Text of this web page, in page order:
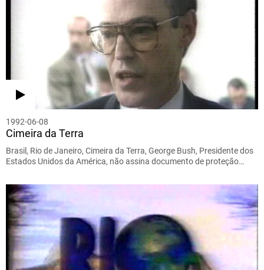
1992-06-08
Cimeira da Terra
Brasil, Rio de Janeiro, Cimeira da Terra, George Bush, Presidente dos
Estados Unidos da América, não assina documento de proteção…